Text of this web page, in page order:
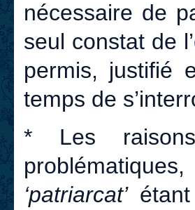
nécessaire de
seul constat de
permis, justifié
temps de
* Les
‘patriarcat’étant